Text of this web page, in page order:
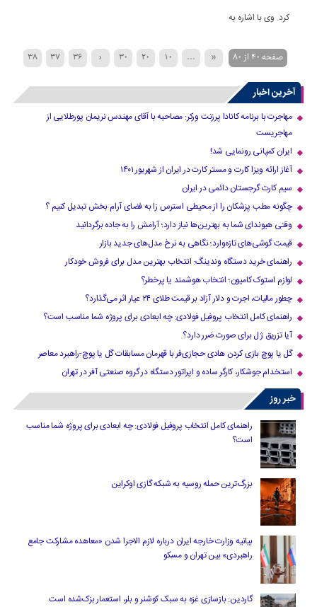
کرد. وی با اشاره به
صفحه 40 از 80 «
...
10
20
30
‹
36
37
38
39
40
41
42
43
44
45
›
50
60
70
...
»
آخرین اخبار
مهاجرت با برنامه کانادا پرزنت ورکر: مصاحبه با آقای مهندس نریمان پورطلایی از
مهاجریست
ایران کمپانی رونمایی شد!
آغاز ارائه ویزا کارت و مستر کارت در ایران از شهریور ۱۴۰۱
سیم کارت گرجستان دائمی در ایران
چگونه مطب پزشکان را از محیطی استرس زا به فضای آرام بخش تبدیل کنیم ؟
وقتی هیوندای شما به بهترین‌ها نیاز دارد؛ آرامش را به جاده برگردانید
قیمت گوشی‌های تازه‌وارد؛ نگاهی به نرخ مدل‌های جدید بازار
راهنمای خرید دستگاه وندینگ: انتخاب بهترین مدل برای فروش خودکار
لوازم استوک کامیون؛ انتخاب هوشمند یا پرخطر؟
چطور مالیات، اجرت و دلار آزاد بر قیمت طلای ۲۴ عیار اثر می‌گذارد؟
راهنمای کامل انتخاب پروفیل فولادی: چه ابعادی برای پروژه شما مناسب است؟
آیا تزریق ژل برای صورت ضرر دارد​؟
گل یا پوچ بازی کردن هادی حجازی‌فر با قهرمان مسابقات گل یا پوچ-راهبرد معاصر
استخدام جوشکار، کارگر ساده و اپراتور دستگاه در گروه صنعتی آفر در تهران
خبر روز
راهنمای کامل انتخاب پروفیل فولادی: چه ابعادی برای پروژه شما مناسب
است؟
بزرگ‌ترین حمله روسیه به شبکه گازی اوکراین
بیانیه وزارت خارجه ایران درباره لازم‌ الاجرا شدن «معاهده مشارکت جامع
راهبردی» بین تهران و مسکو
گاردین: بازسازی غزه به سبک کوشنر و بلر، استعمار بزک‌شده است